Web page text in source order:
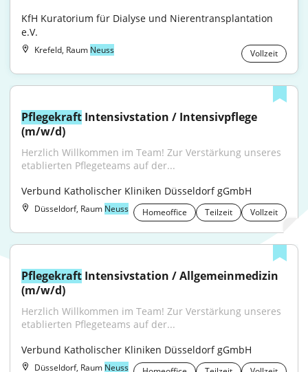
KfH Kuratorium für Dialyse und Nierentransplantation
e.V.
Krefeld, Raum Neuss Vollzeit
Pflegekraft Intensivstation / Intensivpflege
(m/w/d)
Herzlich Willkommen im Team! Zur Verstärkung unseres
etablierten Pflegeteams auf der...
Verbund Katholischer Kliniken Düsseldorf gGmbH
Düsseldorf, Raum Neuss Homeoffice Teilzeit Vollzeit
Pflegekraft Intensivstation / Allgemeinmedizin
(m/w/d)
Herzlich Willkommen im Team! Zur Verstärkung unseres
etablierten Pflegeteams auf der...
Verbund Katholischer Kliniken Düsseldorf gGmbH
Düsseldorf, Raum Neuss